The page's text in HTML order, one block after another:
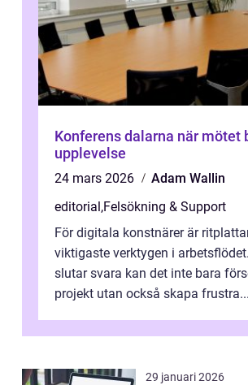
Konferens dalarna när mötet blir en
upplevelse
24 mars 2026
Adam Wallin
editorial,Felsökning & Support
För digitala konstnärer är
viktigaste verktygen i
slutar svara kan det inte bara
projekt utan också skapa frustra...
29 januari 2026